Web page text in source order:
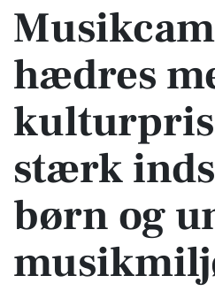
hædres
stærk
børn og